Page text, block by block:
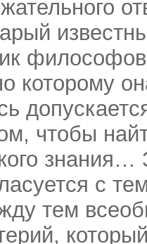
которому
чтобы
с
тем